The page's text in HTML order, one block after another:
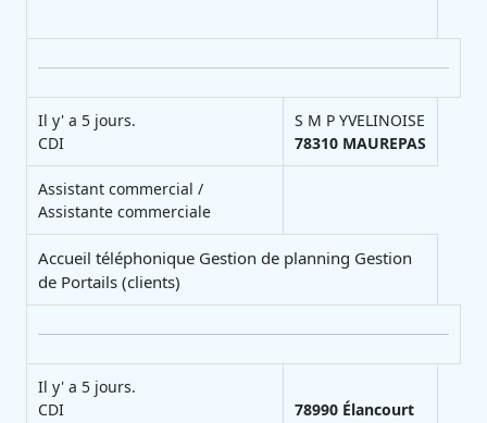
Il y' a 5 jours.
CDI
S M P YVELINOISE
78310 MAUREPAS
Assistant commercial /
Assistante commerciale
Accueil téléphonique Gestion de planning Gestion
de Portails (clients)
Il y' a 5 jours.
CDI
78990 Élancourt